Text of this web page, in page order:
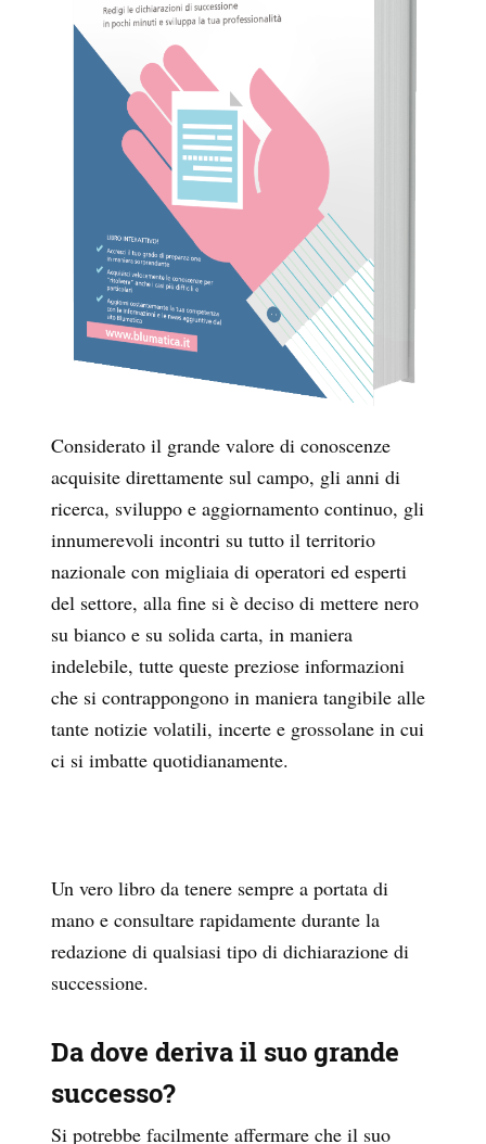
Considerato il grande valore di conoscenze
acquisite direttamente sul campo, gli anni di
ricerca, sviluppo e aggiornamento continuo, gli
innumerevoli incontri su tutto il territorio
nazionale con migliaia di operatori ed esperti
del settore, alla fine si è deciso di mettere nero
su bianco e su solida carta, in maniera
indelebile, tutte queste preziose informazioni
che si contrappongono in maniera tangibile alle
tante notizie volatili, incerte e grossolane in cui
ci si imbatte quotidianamente.
Un vero libro da tenere sempre a portata di
mano e consultare rapidamente durante la
redazione di qualsiasi tipo di dichiarazione di
successione.
Da dove deriva il suo grande
successo?
Si potrebbe facilmente affermare che il suo